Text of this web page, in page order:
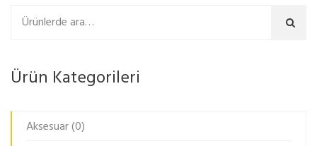
Ara
Ürün Kategorileri
Aksesuar(0)